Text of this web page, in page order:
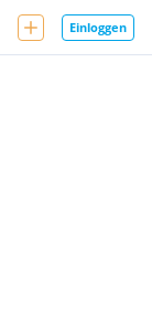
Einloggen